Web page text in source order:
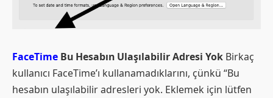
FaceTime Bu Hesabın Ulaşılabilir Adresi Yok Birkaç
kullanıcı FaceTime’ı kullanamadıklarını, çünkü “Bu
hesabın ulaşılabilir adresleri yok. Eklemek için lütfen